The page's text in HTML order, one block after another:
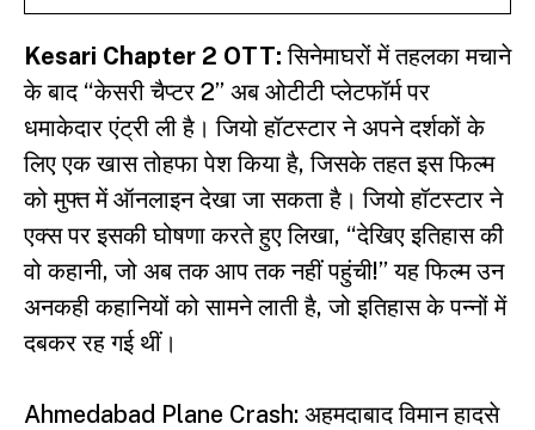
Kesari Chapter 2 OTT: सिनेमाघरों में तहलका मचाने
के बाद “केसरी चैप्टर 2” अब ओटीटी प्लेटफॉर्म पर
धमाकेदार एंट्री ली है। जियो हॉटस्टार ने अपने दर्शकों के
लिए एक खास तोहफा पेश किया है, जिसके तहत इस फिल्म
को मुफ्त में ऑनलाइन देखा जा सकता है। जियो हॉटस्टार ने
एक्स पर इसकी घोषणा करते हुए लिखा, “देखिए इतिहास की
वो कहानी, जो अब तक आप तक नहीं पहुंची!” यह फिल्म उन
अनकही कहानियों को सामने लाती है, जो इतिहास के पन्नों में
दबकर रह गई थीं।
Ahmedabad Plane Crash: अहमदाबाद विमान हादसे